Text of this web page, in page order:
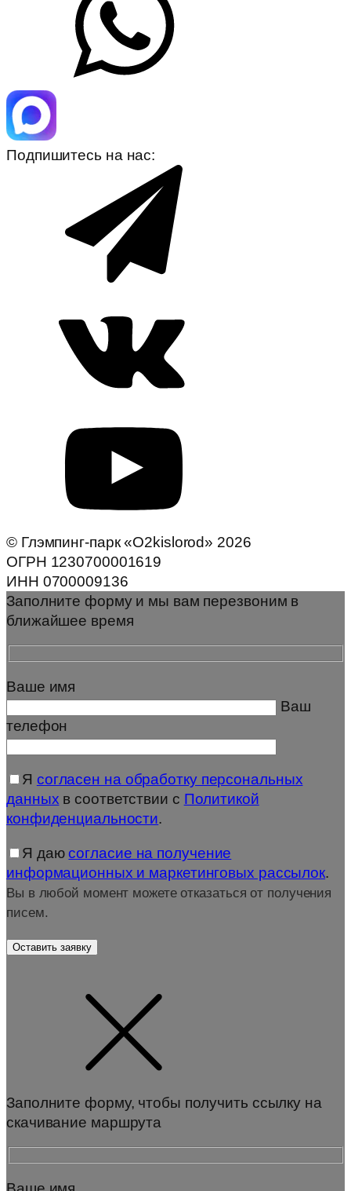
Подпишитесь на нас:
© Глэмпинг-парк «O2kislorod» 2026
ОГРН 1230700001619
ИНН 0700009136
Заполните форму и мы вам перезвоним в
ближайшее время
Ваше имя
Ваш
телефон
Я согласен на обработку персональных
данных в соответствии с Политикой
конфиденциальности.
Я даю согласие на получение
информационных и маркетинговых рассылок.
Вы в любой момент можете отказаться от получения
писем.
Заполните форму, чтобы получить ссылку на
скачивание маршрута